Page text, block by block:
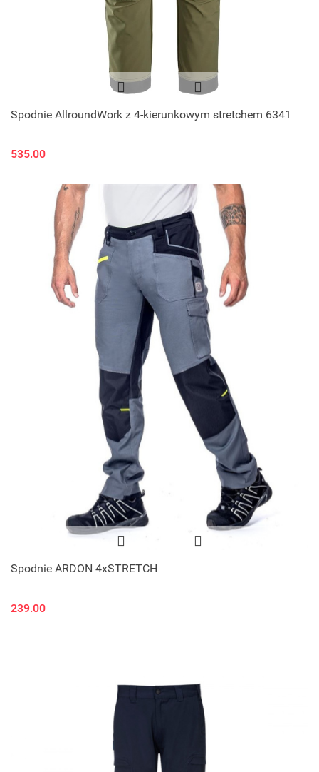
Spodnie AllroundWork z 4-kierunkowym stretchem 6341
535.00
Spodnie ARDON 4xSTRETCH
239.00